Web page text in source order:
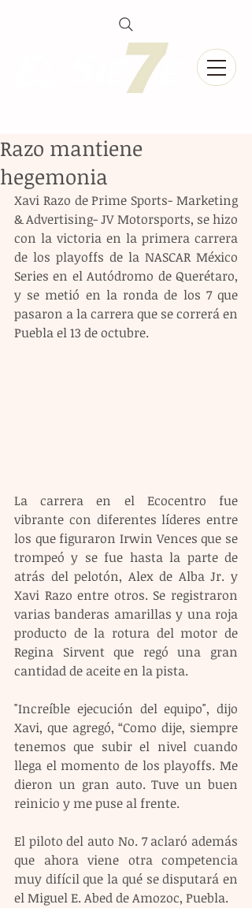
Razo mantiene
hegemonia
Xavi Razo de Prime Sports- Marketing
& Advertising- JV Motorsports, se hizo
con la victoria en la primera carrera
de los playoffs de la NASCAR México
Series en el Autódromo de Querétaro,
y se metió en la ronda de los 7 que
pasaron a la carrera que se correrá en
Puebla el 13 de octubre.
La carrera en el Ecocentro fue
vibrante con diferentes líderes entre
los que figuraron Irwin Vences que se
trompeó y se fue hasta la parte de
atrás del pelotón, Alex de Alba Jr. y
Xavi Razo entre otros. Se registraron
varias banderas amarillas y una roja
producto de la rotura del motor de
Regina Sirvent que regó una gran
cantidad de aceite en la pista.
"Increíble ejecución del equipo", dijo
Xavi, que agregó, “Como dije, siempre
tenemos que subir el nivel cuando
llega el momento de los playoffs. Me
dieron un gran auto. Tuve un buen
reinicio y me puse al frente.
El piloto del auto No. 7 aclaró además
que ahora viene otra competencia
muy difícil que la qué se disputará en
el Miguel E. Abed de Amozoc, Puebla.